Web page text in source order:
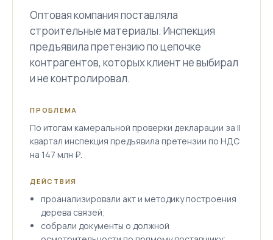
Оптовая компания поставляла
строительные материалы. Инспекция
предъявила претензию по цепочке
контрагентов, которых клиент не выбирал
и не контролировал.
ПРОБЛЕМА
По итогам камеральной проверки декларации за II
квартал инспекция предъявила претензии по НДС
на 147 млн ₽.
ДЕЙСТВИЯ
проанализировали акт и методику построения
дерева связей;
собрали документы о должной